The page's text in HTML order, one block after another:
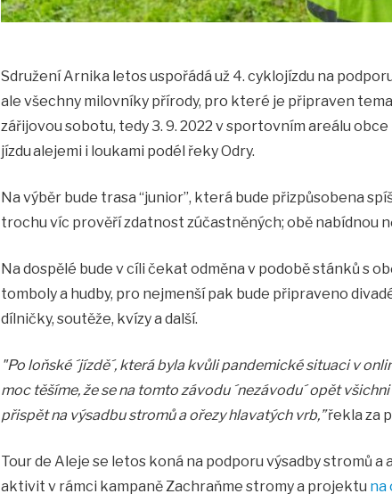
Sdružení Arnika letos uspořádá už 4. cyklojízdu na
ale všechny milovníky přírody, pro které je připraven
zářijovou sobotu, tedy 3. 9. 2022 v sportovním areálu
jízdu alejemi i loukami podél řeky Odry.
Na výběr bude trasa “junior”, která bude přizpůsobena
trochu víc prověří zdatnost zúčastněných; obě nabídnou
Na dospělé bude v cíli čekat odměna v podobě stánků s
tomboly a hudby, pro nejmenší pak bude připraveno
dílničky, soutěže, kvízy a další.
"Po loňské ´jízdě´, která byla kvůli pandemické situaci v
moc těšíme, že se na tomto závodu ´nezávodu´opět všichni
přispět na výsadbu stromů a ořezy hlavatých vrb,”řekla za
Tour de Aleje se letos koná na podporu výsadby stromů
aktivit v rámci kampaně Zachraňme stromy a projektu na